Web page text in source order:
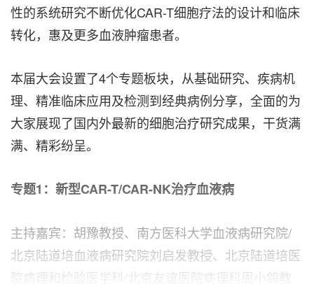
性的系统研究不断优化CAR-T细胞疗法的设计和临床
转化，惠及更多血液肿瘤患者。
本届大会设置了4个专题板块，从基础研究、疾病机
理、精准临床应用及检测到经典病例分享，全面的为
大家展现了国内外最新的细胞治疗研究成果，干货满
满、精彩纷呈。
专题1：新型CAR-T/CAR-NK治疗血液病
主持嘉宾：胡豫教授、南方医科大学血液病研究院/
北京陆道培血液病研究院刘启发教授、北京陆道培医
院病理和检验医学科/北京友谊医院病理科周小鸽教